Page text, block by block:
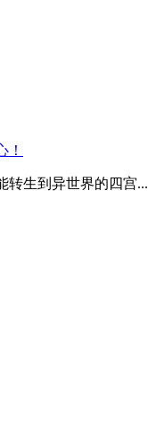
！
转生到异世界的四宫...